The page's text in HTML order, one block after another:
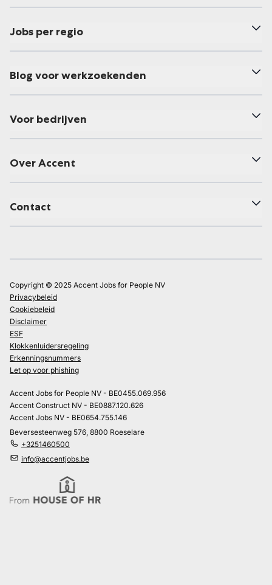
Jobs per regio
Blog voor werkzoekenden
Voor bedrijven
Over Accent
Contact
Copyright © 2025 Accent Jobs for People NV
Privacybeleid
Cookiebeleid
Disclaimer
ESF
Klokkenluidersregeling
Erkenningsnummers
Let op voor phishing
Accent Jobs for People NV - BE0455.069.956
Accent Construct NV - BE0887.120.626
Accent Jobs NV - BE0654.755.146
Beversesteenweg 576, 8800 Roeselare
+3251460500
info@accentjobs.be